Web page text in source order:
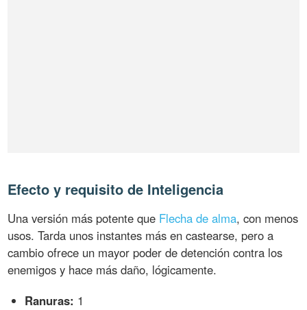
Efecto y requisito de Inteligencia
Una versión más potente que Flecha de alma, con menos
usos. Tarda unos instantes más en castearse, pero a
cambio ofrece un mayor poder de detención contra los
enemigos y hace más daño, lógicamente.
Ranuras: 1